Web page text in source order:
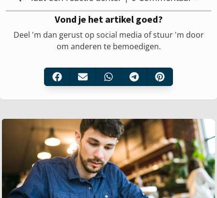
Vond je het artikel goed?
Deel 'm dan gerust op social media of stuur 'm door
om anderen te bemoedigen.